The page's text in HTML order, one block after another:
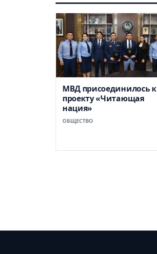
МВД присоединилось к
проекту «Читающая
нация»
ОБЩЕСТВО